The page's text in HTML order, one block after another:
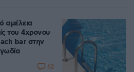
αμέλεια
του 4χρονου
bar στην
62